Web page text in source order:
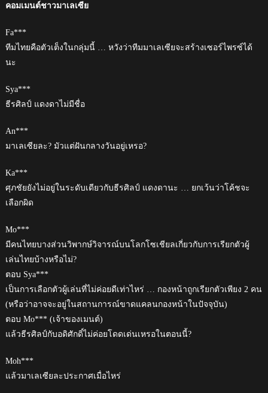
คอมเมนต์ชาวมาเลเซีย
Fa***
ทีมไทยคือตัวเต็งในกลุ่มนี้ … หวังว่าทีมมาเลเซียจะสร้างเซอร์ไพรซ์ได้
นะ
Sya***
ธีรศิลป์ แดงดาไม่มีชื่อ
An***
มาเลเซียละ? มัวแต่ฝันกลางวันอยู่เหรอ?
Ka***
ศุภชัยยังไม่อยู่ในระดับเดียวกับธีรศิลป์ แดงดานะ … ยกเว้นว่าโค้ชจะ
เลือกผิด
Mo***
มีคนไทยบางส่วนวิพากษ์วิจารณ์บนโลกโซเชียลเกี่ยวกับการเรียกตัวผู้
เล่นไทยบ้างหรือไม่?
ตอบ Sya***
เป็นการเลือกตัวผู้เล่นที่ไม่ค่อยดีเท่าไหร่ … กองหน้าถูกเรียกตัวเพียง 2 คน
(หรือว่าอาจจะอยู่ในสถานการณ์ขาดแคลนกองหน้าในปัจจุบัน)
ตอบ Mo*** (เจ้าของเมนต์)
แล้วธีรศิลป์กับอดิศักดิ์ไม่ค่อยโดดเด่นเหรอในตอนนี้?
Moh***
แล้วมาเลเซียละประกาศเมื่อไหร่